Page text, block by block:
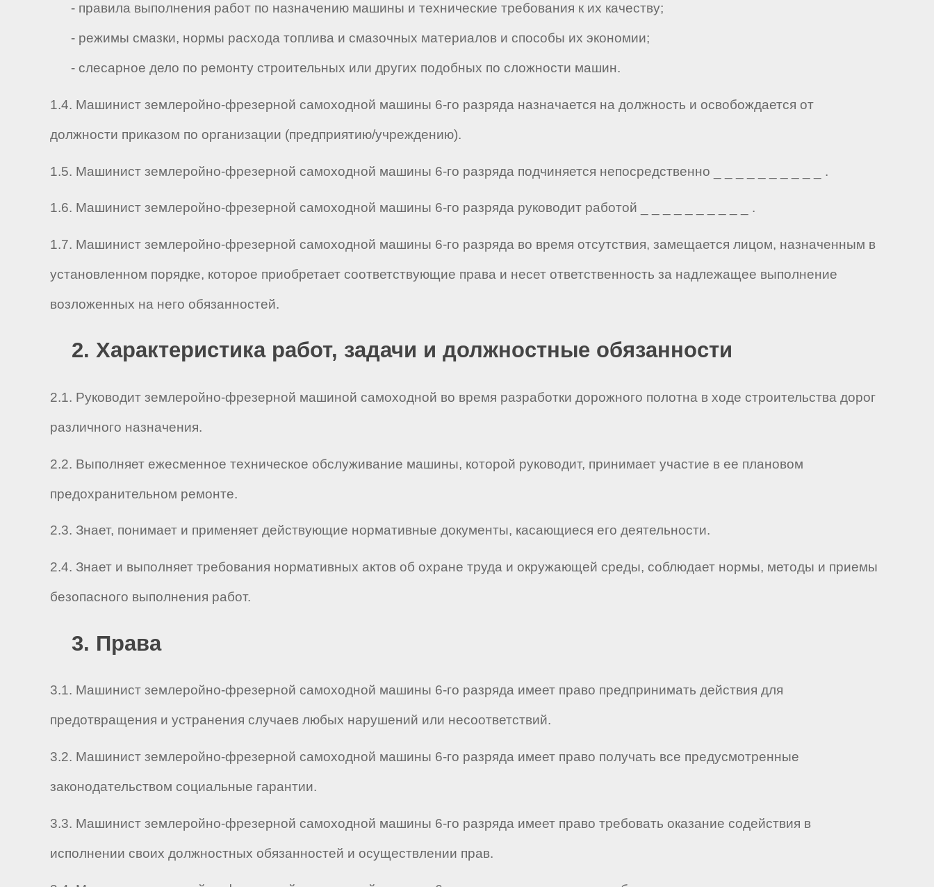
- правила выполнения работ по назначению машины и технические требования к их качеству;
- режимы смазки, нормы расхода топлива и смазочных материалов и способы их экономии;
- слесарное дело по ремонту строительных или других подобных по сложности машин.
1.4. Машинист землеройно-фрезерной самоходной машины 6-го разряда назначается на должность и освобождается от
должности приказом по организации (предприятию/учреждению).
1.5. Машинист землеройно-фрезерной самоходной машины 6-го разряда подчиняется непосредственно _ _ _ _ _ _ _ _ _ _ .
1.6. Машинист землеройно-фрезерной самоходной машины 6-го разряда руководит работой _ _ _ _ _ _ _ _ _ _ .
1.7. Машинист землеройно-фрезерной самоходной машины 6-го разряда во время отсутствия, замещается лицом, назначенным в
установленном порядке, которое приобретает соответствующие права и несет ответственность за надлежащее выполнение
возложенных на него обязанностей.
2. Характеристика работ, задачи и должностные обязанности
2.1. Руководит землеройно-фрезерной машиной самоходной во время разработки дорожного полотна в ходе строительства дорог
различного назначения.
2.2. Выполняет ежесменное техническое обслуживание машины, которой руководит, принимает участие в ее плановом
предохранительном ремонте.
2.3. Знает, понимает и применяет действующие нормативные документы, касающиеся его деятельности.
2.4. Знает и выполняет требования нормативных актов об охране труда и окружающей среды, соблюдает нормы, методы и приемы
безопасного выполнения работ.
3. Права
3.1. Машинист землеройно-фрезерной самоходной машины 6-го разряда имеет право предпринимать действия для
предотвращения и устранения случаев любых нарушений или несоответствий.
3.2. Машинист землеройно-фрезерной самоходной машины 6-го разряда имеет право получать все предусмотренные
законодательством социальные гарантии.
3.3. Машинист землеройно-фрезерной самоходной машины 6-го разряда имеет право требовать оказание содействия в
исполнении своих должностных обязанностей и осуществлении прав.